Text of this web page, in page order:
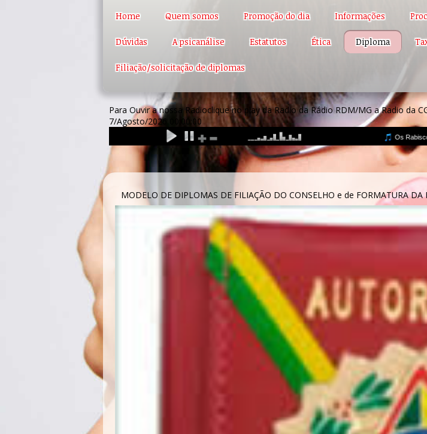
Home Quem somos Promoção do dia Informações
Dúvidas A psicanálise Estatutos Ética Diploma
Filiação/solicitação de diplomas
Para Ouvir a nossa Radioclique no play da Radio da Rádio RDM/MG a Radio da
7/Agosto/2026
00:00:00
MODELO DE DIPLOMAS DE FILIAÇÃO DO CONSELHO e de FORMATURA DA